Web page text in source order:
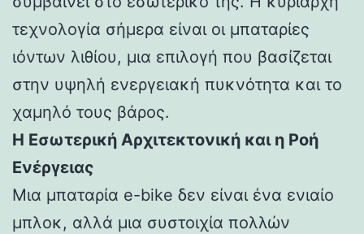
τεχνολογία σήμερα είναι οι μπαταρίες
ιόντων λιθίου, μια επιλογή που βασίζεται
στην υψηλή ενεργειακή πυκνότητα και το
χαμηλό τους βάρος.
Η Εσωτερική Αρχιτεκτονική και η Ροή
Ενέργειας
Μια μπαταρία e-bike δεν είναι ένα ενιαίο
μπλοκ, αλλά μια συστοιχία πολλών